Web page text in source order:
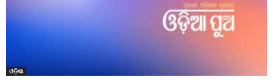
ଓଡ଼ିଶା